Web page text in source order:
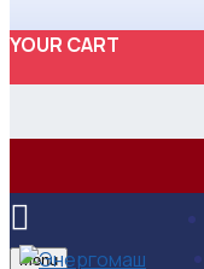
YOUR CART
Menu